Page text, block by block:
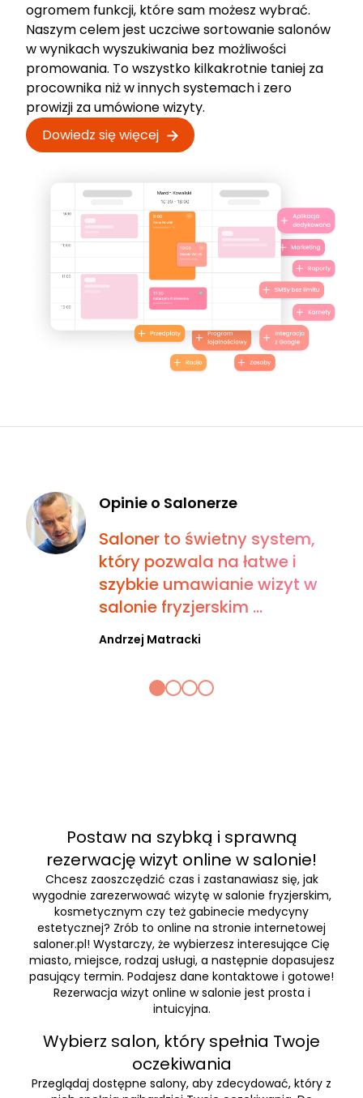
ogromem funkcji, które sam możesz wybrać.
Naszym celem jest uczciwe sortowanie salonów
w wynikach wyszukiwania bez możliwości
promowania. To wszystko kilkakrotnie taniej za
procownika niż w innych systemach i zero
prowizji za umówione wizyty.
Dowiedz się więcej
Opinie o Salonerze
Saloner to świetny system,
który pozwala na łatwe i
szybkie umawianie wizyt w
salonie fryzjerskim ...
Andrzej Matracki
Postaw na szybką i sprawną
rezerwację wizyt online w salonie!
Chcesz zaoszczędzić czas i zastanawiasz się, jak
wygodnie zarezerwować wizytę w salonie fryzjerskim,
kosmetycznym czy też gabinecie medycyny
estetycznej? Zrób to online na stronie internetowej
saloner.pl! Wystarczy, że wybierzesz interesujące Cię
miasto, miejsce, rodzaj usługi, a następnie dopasujesz
pasujący termin. Podajesz dane kontaktowe i gotowe!
Rezerwacja wizyt online w salonie jest prosta i
intuicyjna.
Wybierz salon, który spełnia Twoje
oczekiwania
Przeglądaj dostępne salony, aby zdecydować, który z